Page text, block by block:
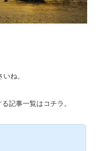
ね。
記事一覧はコチラ。